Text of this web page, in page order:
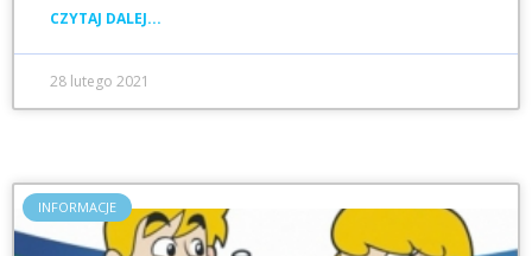
CZYTAJ DALEJ...
28 lutego 2021
INFORMACJE